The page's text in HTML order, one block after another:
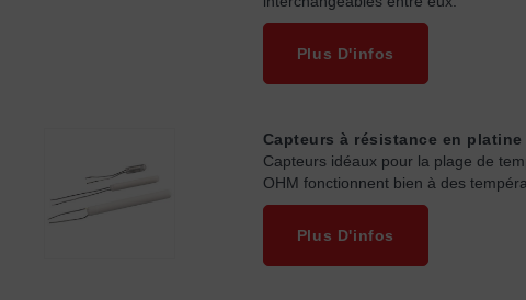
Plus D'infos
Capteurs à résistance en platine
Capteurs idéaux pour la plage de
OHM fonctionnent bien à des
Plus D'infos